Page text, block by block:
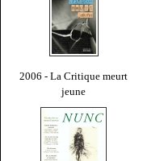
2006 - La Critique meurt
jeune